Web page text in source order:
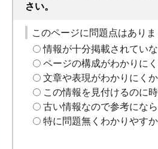
さい。
このページに問題点はありま
情報が十分掲載されてい
ページの構成がわかりに
文章や表現がわかりにく
この情報を見付けるのに
古い情報なので参考にな
特に問題無くわかりやす